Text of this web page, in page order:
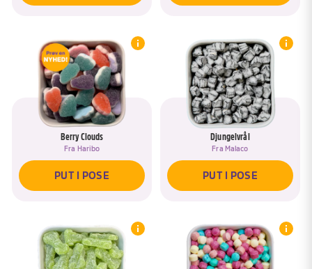
Berry Clouds
Fra Haribo
PUT I POSE
Djungelvrål
Fra Malaco
PUT I POSE